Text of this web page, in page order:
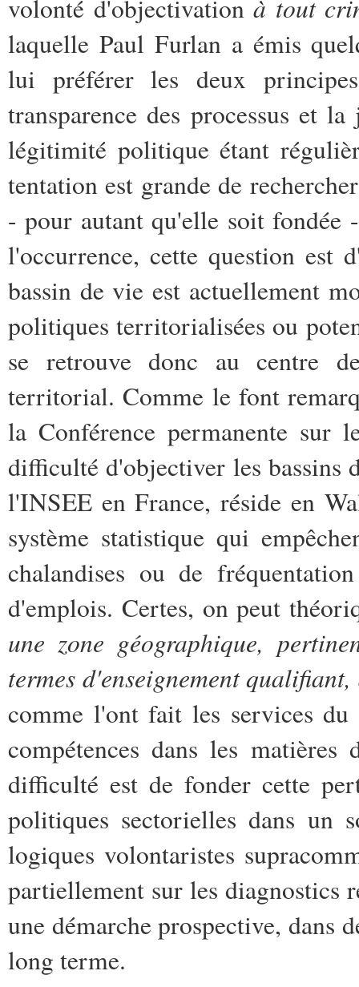
volonté d'objectivationà tout
laquelle Paul Furlan a émis
lui préférer les deux
transparence des processus et
légitimité politique étant
tentation est grande de
- pour autant qu'elle soit fondée
l'occurrence, cette question est
bassin de vie est actuellement
politiques territorialisées ou
se retrouve donc au centre
territorial. Comme le font
la Conférence permanente sur
difficulté d'objectiver les bassins
l'INSEE en France, réside en
système statistique qui
chalandises ou de
d'emplois. Certes, on peut
une zone géographique,
termes d'enseignement
comme l'ont fait les services
compétences dans les
difficulté est de fonder cette
politiques sectorielles dans un
logiques volontaristes
partiellement sur les diagnostics
une démarche prospective, dans
long terme.